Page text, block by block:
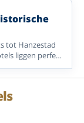
tot Hanzestad
liggen perfect